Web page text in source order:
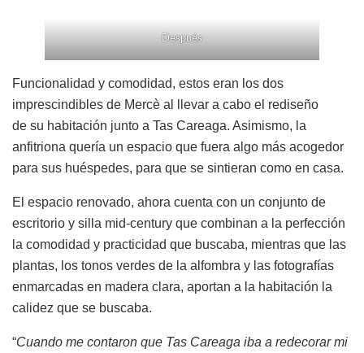
Después
Funcionalidad y comodidad, estos eran los dos
imprescindibles de Mercè al llevar a cabo el rediseño
de su habitación junto a Tas Careaga. Asimismo, la
anfitriona quería un espacio que fuera algo más acogedor
para sus huéspedes, para que se sintieran como en casa.
El espacio renovado, ahora cuenta con un conjunto de
escritorio y silla mid-century que combinan a la perfección
la comodidad y practicidad que buscaba, mientras que las
plantas, los tonos verdes de la alfombra y las fotografías
enmarcadas en madera clara, aportan a la habitación la
calidez que se buscaba.
“Cuando me contaron que Tas Careaga iba a redecorar mi